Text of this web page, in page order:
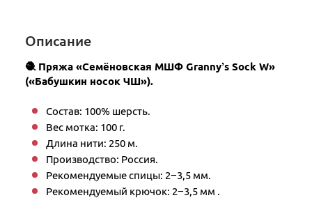
Описание
🧶 Пряжа «Семёновская МШФ Granny’s Sock W»
(«Бабушкин носок ЧШ»).
Состав: 100% шерсть.
Вес мотка: 100 г.
Длина нити: 250 м.
Производство: Россия.
Рекомендуемые спицы: 2−3,5 мм.
Рекомендуемый крючок: 2−3,5 мм .